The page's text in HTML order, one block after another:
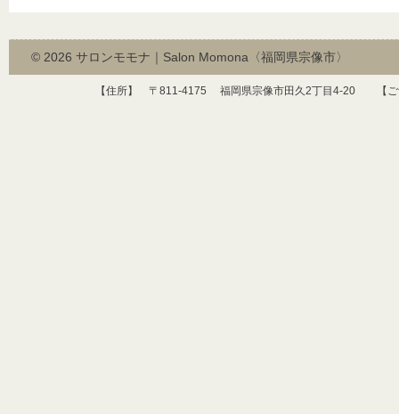
© 2026 サロンモモナ｜Salon Momona〈福岡県宗像市〉
【住所】 〒 811-4175 福岡県宗像市田久2丁目 4-20 【ご